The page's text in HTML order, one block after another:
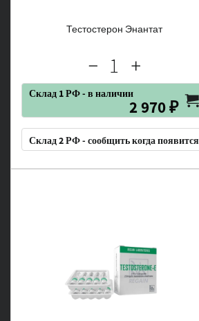
Тестостерон Энантат
Склад 1 РФ - в наличии
2 970 ₽
Склад 2 РФ - сообщить когда появится